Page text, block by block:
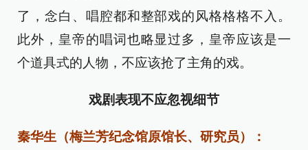
了，念白、唱腔都和整部戏的风格格格不入。
此外，皇帝的唱词也略显过多，皇帝应该是一
个道具式的人物，不应该抢了主角的戏。
戏剧表现不应忽视细节
秦华生（梅兰芳纪念馆原馆长、研究员）：